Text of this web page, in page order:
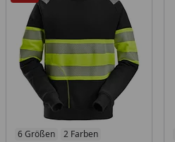
6 Größen 2 Farben